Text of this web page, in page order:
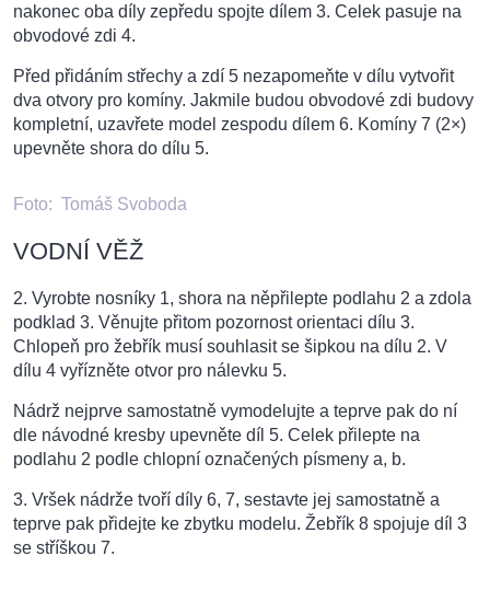
nakonec oba díly zepředu spojte dílem 3. Celek pasuje na
obvodové zdi 4.
Před přidáním střechy a zdí 5 nezapomeňte v dílu vytvořit
dva otvory pro komíny. Jakmile budou obvodové zdi budovy
kompletní, uzavřete model zespodu dílem 6. Komíny 7 (2×)
upevněte shora do dílu 5.
Foto: Tomáš Svoboda
VODNÍ VĚŽ
2. Vyrobte nosníky 1, shora na něpřilepte podlahu 2 a zdola
podklad 3. Věnujte přitom pozornost orientaci dílu 3.
Chlopeň pro žebřík musí souhlasit se šipkou na dílu 2. V
dílu 4 vyřízněte otvor pro nálevku 5.
Nádrž nejprve samostatně vymodelujte a teprve pak do ní
dle návodné kresby upevněte díl 5. Celek přilepte na
podlahu 2 podle chlopní označených písmeny a, b.
3. Vršek nádrže tvoří díly 6, 7, sestavte jej samostatně a
teprve pak přidejte ke zbytku modelu. Žebřík 8 spojuje díl 3
se stříškou 7.